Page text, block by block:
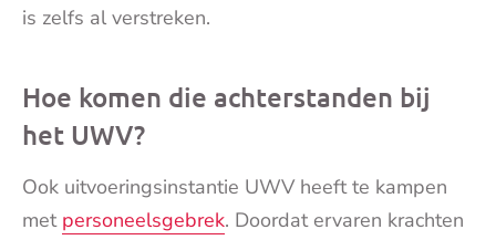
is zelfs al verstreken.
Hoe komen die achterstanden bij
het UWV?
Ook uitvoeringsinstantie UWV heeft te kampen
met personeelsgebrek. Doordat ervaren krachten